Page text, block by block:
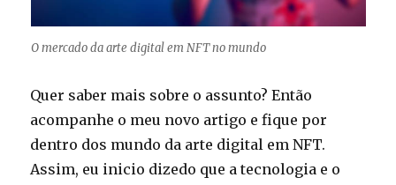
O mercado da arte digital em NFT no mundo
Quer saber mais sobre o assunto? Então
acompanhe o meu novo artigo e fique por
dentro dos mundo da arte digital em NFT.
Assim, eu inicio dizedo que a tecnologia e o